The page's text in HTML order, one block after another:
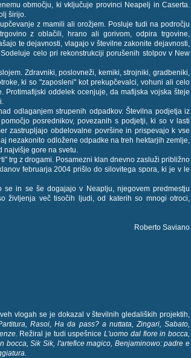
območju, ki vključuje provinci Neapelj in Caserta.
širijo.
z mamili ali orožjem. Posluje tudi na področju
z oblačili, hrano ali gorivom, odpira trgovine,
te dejavnosti, vlagajo v številne zakonite dejavnosti,
celo pri rekonstrukciji porušenih stolpov v New
Zdravniki, poslovneži, kemiki, strojniki, gradbeniki,
ki so "zaposleni" kot prekupčevalci, vohuni ali celo
oddelek ocenjuje, da mafijska vojska šteje
odlaganjem strupenih odpadkov. Številna podjetja iz
posrednikov, povezanih s podjetji, ki so v lasti
zastrupljajo obdelovalne površine in prispevajo k vse
nezakonito odložene odpadke na treh hektarjih zemlje,
najvišje gore na svetu.
trg z drogami. Posamezni klan dnevno zasluži približno
februarja 2004 prišlo do silovitega spora, ki je v le
in se še dogajajo v Neaplju, njegovem predmestju
življenja več tisočih ljudi, od katerih so mnogi otroci,
Roberto Saviano
vlogah se je dokazal v številnih gledaliških projektih,
Rasoi, Ha da pass? a nuttata, Zingari, Sabato,
Režiral je tudi uspešniceL'uomo dal fiore in bocca,
bocca, Sik Sik, l'artefice magico, Benjaminowo: padre e